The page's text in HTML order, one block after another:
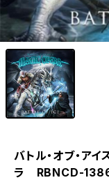
バトル・オブ・アイ
ラ RBNCD-